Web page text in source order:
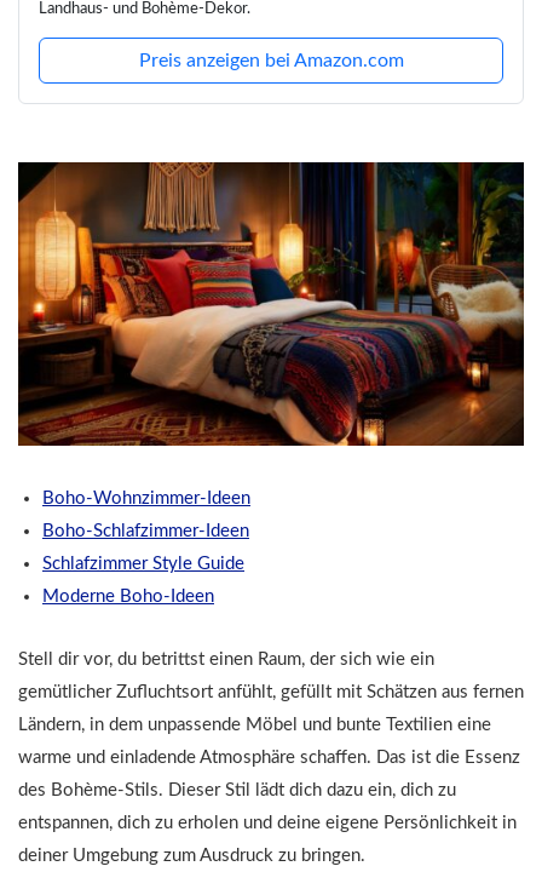
Landhaus- und Bohème-Dekor.
Preis anzeigen bei Amazon.com
Boho-Wohnzimmer-Ideen
Boho-Schlafzimmer-Ideen
Schlafzimmer Style Guide
Moderne Boho-Ideen
Stell dir vor, du betrittst einen Raum, der sich wie ein
gemütlicher Zufluchtsort anfühlt, gefüllt mit Schätzen aus fernen
Ländern, in dem unpassende Möbel und bunte Textilien eine
warme und einladende Atmosphäre schaffen. Das ist die Essenz
des Bohème-Stils. Dieser Stil lädt dich dazu ein, dich zu
entspannen, dich zu erholen und deine eigene Persönlichkeit in
deiner Umgebung zum Ausdruck zu bringen.